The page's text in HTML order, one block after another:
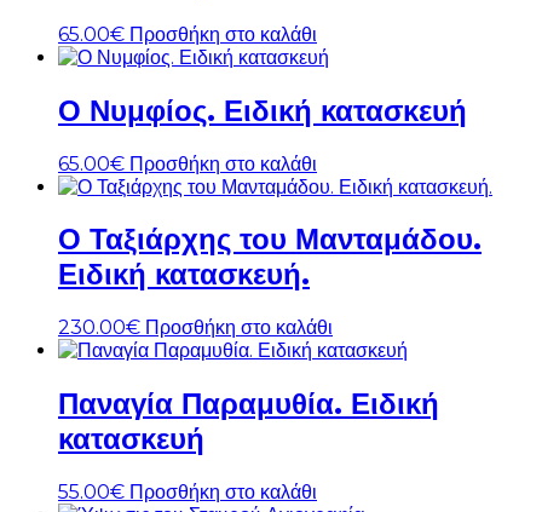
65.00€ Προσθήκη στο καλάθι
Ο Νυμφίος. Ειδική κατασκευή
65.00€ Προσθήκη στο καλάθι
Ο Ταξιάρχης του Μανταμάδου.
Ειδική κατασκευή.
230.00€ Προσθήκη στο καλάθι
Παναγία Παραμυθία. Ειδική
κατασκευή
55.00€ Προσθήκη στο καλάθι